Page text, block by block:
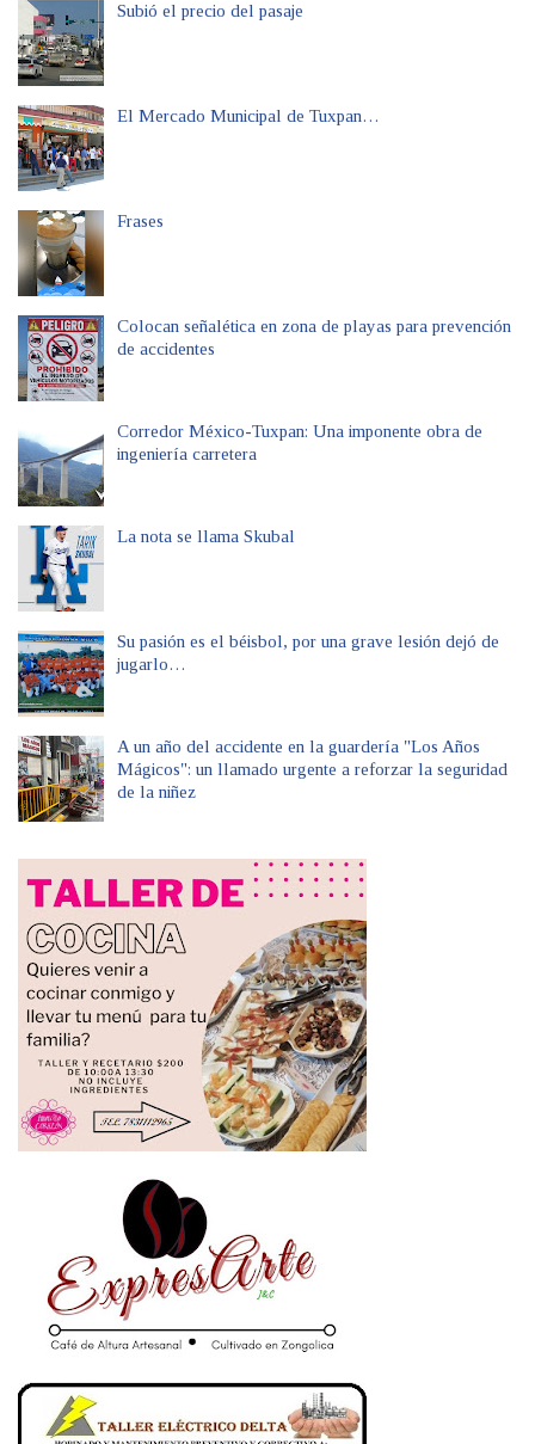
Subió el precio del pasaje
El Mercado Municipal de Tuxpan…
Frases
Colocan señalética en zona de playas para prevención
de accidentes
Corredor México-Tuxpan: Una imponente obra de
ingeniería carretera
La nota se llama Skubal
Su pasión es el béisbol, por una grave lesión dejó de
jugarlo…
A un año del accidente en la guardería "Los Años
Mágicos": un llamado urgente a reforzar la seguridad
de la niñez